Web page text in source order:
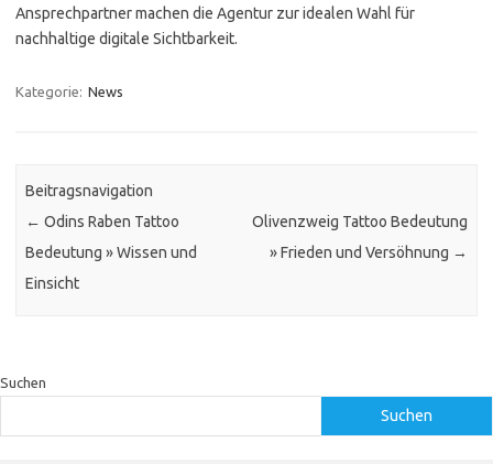
Ansprechpartner machen die Agentur zur idealen Wahl für
nachhaltige digitale Sichtbarkeit.
Kategorie: News
Beitragsnavigation
← Odins Raben Tattoo
Bedeutung » Wissen und
Einsicht
Olivenzweig Tattoo Bedeutung
» Frieden und Versöhnung →
Suchen
Suchen